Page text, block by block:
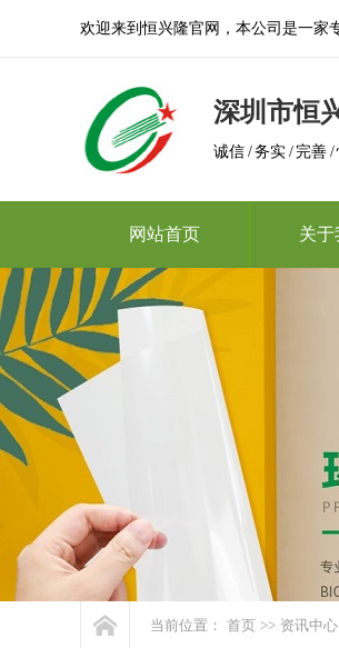
欢迎来到恒兴隆官网，本公司是一家
深圳市恒
诚信 / 务实 / 完善
网站首页 关于
当前位置： 首页 >> 资讯中心